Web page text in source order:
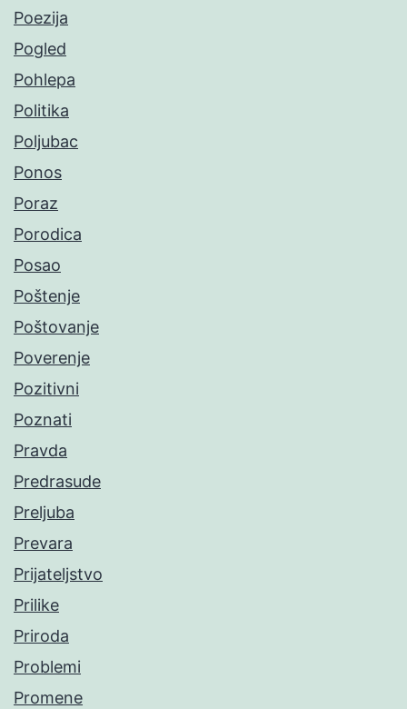
Poezija
Pogled
Pohlepa
Politika
Poljubac
Ponos
Poraz
Porodica
Posao
Poštenje
Poštovanje
Poverenje
Pozitivni
Poznati
Pravda
Predrasude
Preljuba
Prevara
Prijateljstvo
Prilike
Priroda
Problemi
Promene